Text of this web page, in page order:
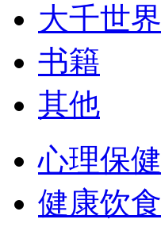
大千世界
书籍
其他
心理保健
健康饮食